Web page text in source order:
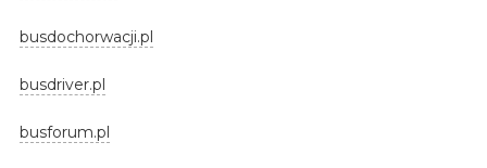
busdochorwacji.pl
busdriver.pl
busforum.pl